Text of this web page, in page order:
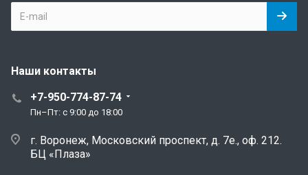
Наши контакты
+7-950-774-87-74
Пн–Пт: с 9:00 до 18:00
г. Воронеж, Московский проспект, д. 7е., оф. 212.
БЦ «Плаза»